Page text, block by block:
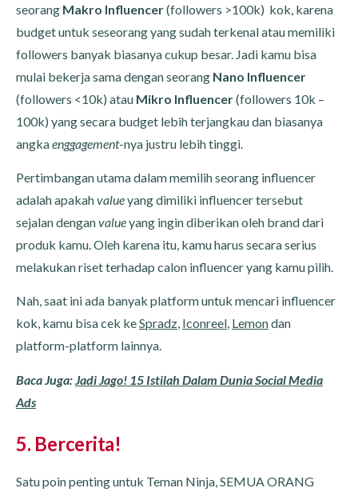
seorang Makro Influencer(followers >100k) kok, karena
budget untuk seseorang yang sudah terkenal atau memiliki
followers banyak biasanya cukup besar. Jadi kamu bisa
mulai bekerja sama dengan seorang Nano Influencer
(followers <10k) atau Mikro Influencer(followers 10k –
100k) yang secara budget lebih terjangkau dan biasanya
angkaenggagement-nya justru lebih tinggi.
Pertimbangan utama dalam memilih seorang influencer
adalah apakahvalueyang dimiliki influencer tersebut
sejalan denganvalueyang ingin diberikan oleh brand dari
produk kamu. Oleh karena itu, kamu harus secara serius
melakukan riset terhadap calon influencer yang kamu pilih.
Nah, saat ini ada banyak platform untuk mencari influencer
kok, kamu bisa cek keSpradz, Iconreel, Lemondan
platform-platform lainnya.
Baca Juga: Jadi Jago! 15 Istilah Dalam Dunia Social Media
Ads
5. Bercerita!
Satu poin penting untuk Teman Ninja, SEMUA ORANG